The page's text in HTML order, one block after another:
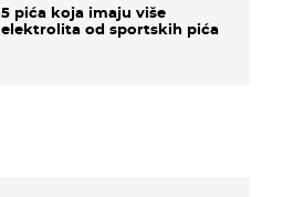
5 pića koja imaju više
elektrolita od sportskih pića